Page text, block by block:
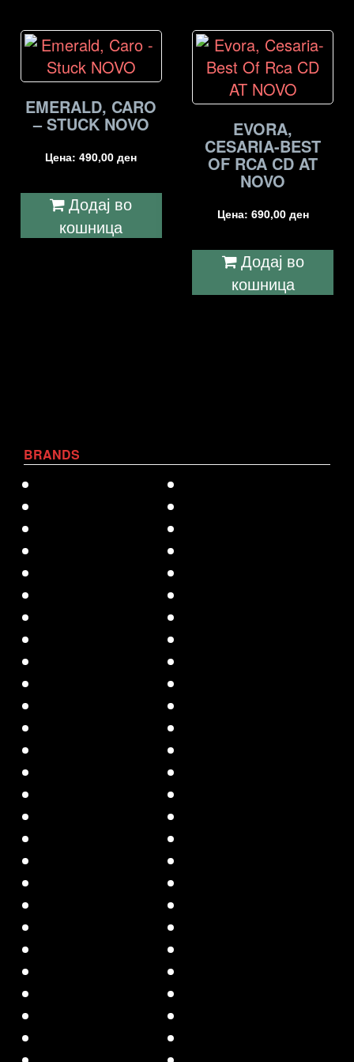
EMERALD, CARO
– STUCK NOVO
Цена:490,00ден
Додај во
кошница
EVORA,
CESARIA-BEST
OF RCA CD AT
NOVO
Цена: 690,00 ден
Додај во
кошница
BRANDS